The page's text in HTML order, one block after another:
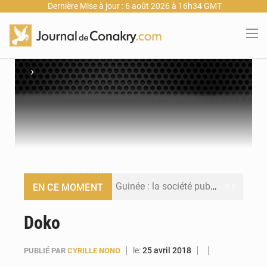
Dernière Mise à jour : 6 août 2026 à 16h34 GMT
›
EN CE MOMENT Guinée : la société publique Nimba Mining Company signe sa première convention minière
Doko
PUBLIÉ PAR CYRILLE NONO le:25 avril 2018